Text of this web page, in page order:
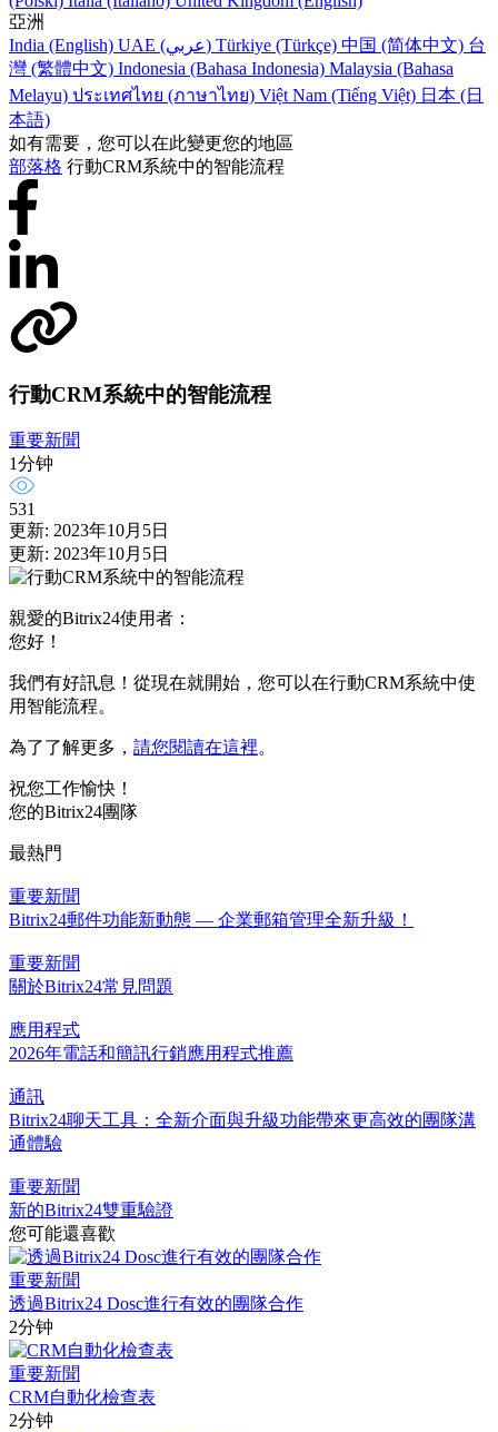
亞洲
India (English)
UAE (عربي) Türkiye (Türkçe) 中国 (简体中文) 台
灣 (繁體中文) Indonesia (Bahasa Indonesia) Malaysia (Bahasa
Melayu) ประเทศไทย (ภาษาไทย) Việt Nam (Tiếng Việt) 日本 (日
本語)
如有需要，您可以在此變更您的地區
部落格 行動CRM系統中的智能流程
行動CRM系統中的智能流程
重要新聞
1分钟
531
更新: 2023年10月5日
更新: 2023年10月5日
親愛的Bitrix24使用者：
您好！
我們有好訊息！從現在就開始，您可以在行動CRM系統中使
用智能流程。
為了了解更多， 請您閱讀在這裡。
祝您工作愉快！
您的Bitrix24團隊
最熱門
重要新聞
Bitrix24郵件功能新動態 — 企業郵箱管理全新升級！
重要新聞
關於Bitrix24常見問題
應用程式
2026年電話和簡訊行銷應用程式推薦
通訊
Bitrix24聊天工具：全新介面與升級功能帶來更高效的團隊溝
通體驗
重要新聞
新的Bitrix24雙重驗證
您可能還喜歡
重要新聞
透過Bitrix24 Dosc進行有效的團隊合作
2分钟
重要新聞
CRM自動化檢查表
2分钟